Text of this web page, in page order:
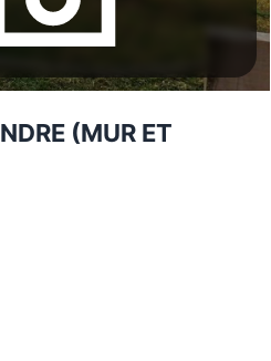
(MUR ET